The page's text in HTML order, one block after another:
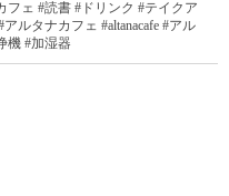
フェ #読書 #ドリンク #テイクア
ルタナカフェ #altanacafe #アル
機 #加湿器